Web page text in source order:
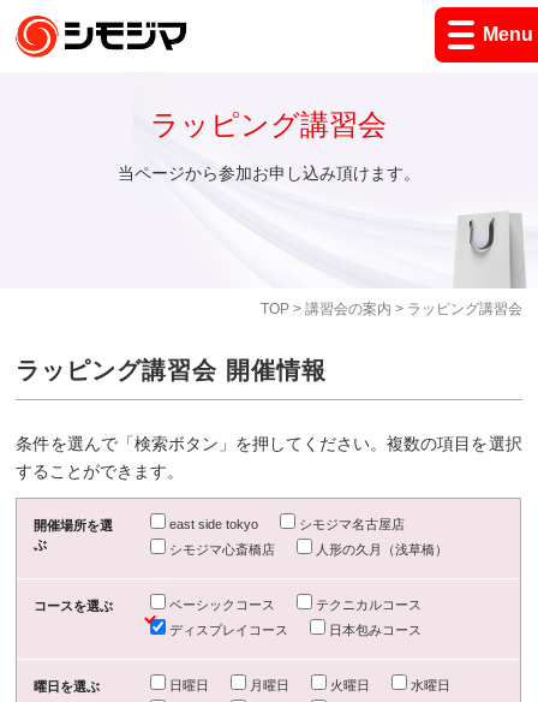
Menu
TOP> 講習会の案内 > ラッピング講習会
ラッピング講習会
当ページから参加お申し込み頂けます。
ラッピング講習会 開催情報
条件を選んで「検索ボタン」を押してください。複数の項目を選択
することができます。
開催場所を選
ぶ
east side tokyo
シモジマ名古屋店
シモジマ心斎橋店
人形の久月（浅草橋）
コースを選ぶ ベーシックコース
テクニカルコース
ディスプレイコース
日本包みコース
曜日を選ぶ 日曜日 月曜日 火曜日
水曜日